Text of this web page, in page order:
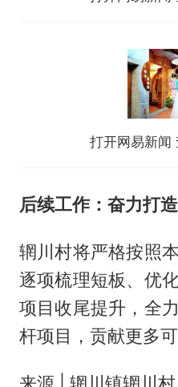
打开网易新闻
后续工作：奋力打
辋川村将严格按照
逐项梳理短板、优
项目收尾提升，全
杆项目，贡献更多